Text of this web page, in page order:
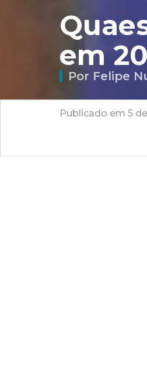
em
Por Felipe
Publicado em 5